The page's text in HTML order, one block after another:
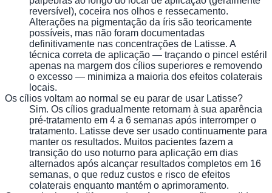
reversível), coceira nos olhos e ressecamento.
Alterações na pigmentação da íris são teoricamente
possíveis, mas não foram documentadas
definitivamente nas concentrações de Latisse. A
técnica correta de aplicação — traçando o pincel estéril
apenas na margem dos cílios superiores e removendo
o excesso — minimiza a maioria dos efeitos colaterais
locais.
Os cílios voltam ao normal se eu parar de usar Latisse?
Sim. Os cílios gradualmente retornam à sua aparência
pré-tratamento em 4 a 6 semanas após interromper o
tratamento. Latisse deve ser usado continuamente para
manter os resultados. Muitos pacientes fazem a
transição do uso noturno para aplicação em dias
alternados após alcançar resultados completos em 16
semanas, o que reduz custos e risco de efeitos
colaterais enquanto mantém o aprimoramento.